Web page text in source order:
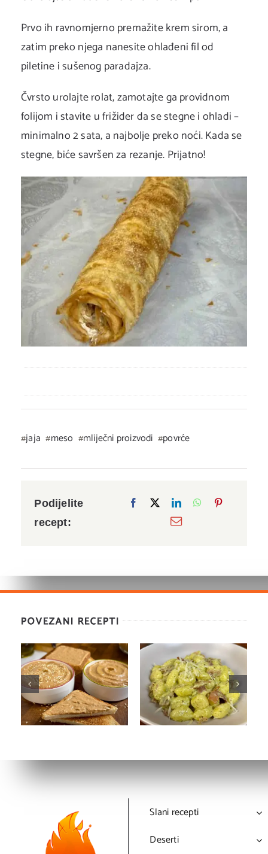
Prvo ih ravnomjerno premažite krem sirom, a
zatim preko njega nanesite ohlađeni fil od
piletine i sušenog paradajza.
Čvrsto urolajte rolat, zamotajte ga providnom
folijom i stavite u frižider da se stegne i ohladi –
minimalno 2 sata, a najbolje preko noći. Kada se
stegne, biće savršen za rezanje. Prijatno!
jaja meso mliječni proizvodi povrće
Podijelite
recept:
POVEZANI RECEPTI
Salata od mahuna
sa brusnicama i
susamom
Poke bowl sa
slatko-ljutom
hrskavom
piletinom
Slani recepti
Deserti